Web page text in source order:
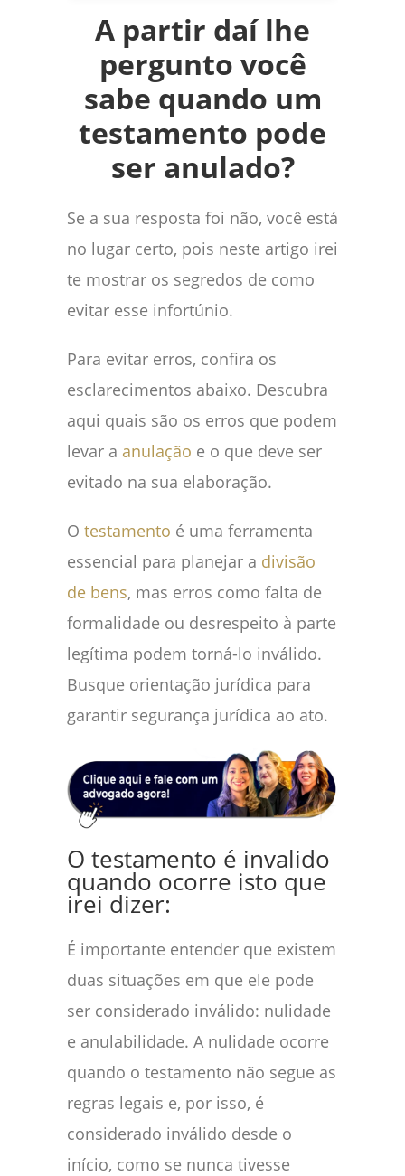
A partir daí lhe
pergunto você
sabe quando um
testamento pode
ser anulado?
Se a sua resposta foi não, você está
no lugar certo, pois neste artigo irei
te mostrar os segredos de como
evitar esse infortúnio.
Para evitar erros, confira os
esclarecimentos abaixo. Descubra
aqui quais são os erros que podem
levar a anulação e o que deve ser
evitado na sua elaboração.
O testamento é uma ferramenta
essencial para planejar a divisão
de bens, mas erros como falta de
formalidade ou desrespeito à parte
legítima podem torná-lo inválido.
Busque orientação jurídica para
garantir segurança jurídica ao ato.
O testamento é invalido
quando ocorre isto que
irei dizer:
É importante entender que existem
duas situações em que ele pode
ser considerado inválido: nulidade
e anulabilidade. A nulidade ocorre
quando o testamento não segue as
regras legais e, por isso, é
considerado inválido desde o
início, como se nunca tivesse